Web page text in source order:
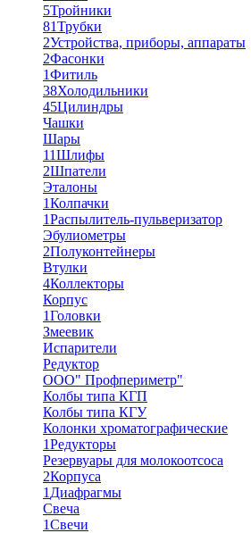
5Тройники
81Трубки
2Устройства, приборы, аппараты
2Фасонки
1Фитиль
38Холодильники
45Цилиндры
Чашки
Шары
11Шлифы
2Шпатели
Эталоны
1Колпачки
1Распылитель-пульверизатор
Эбулиометры
2Полуконтейнеры
Втулки
4Коллекторы
Корпус
1Головки
Змеевик
Испарители
Редуктор
ООО" Профпериметр"
Колбы типа КГП
Колбы типа КГУ
Колонки хроматографические
1Редукторы
Резервуары для молокоотсоса
2Корпуса
1 Диафрагмы
Свеча
1Свечи